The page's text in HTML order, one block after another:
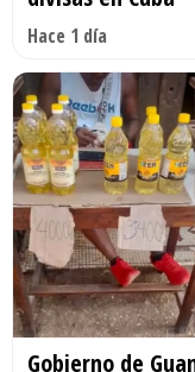
Hace 1 día
Gobierno de